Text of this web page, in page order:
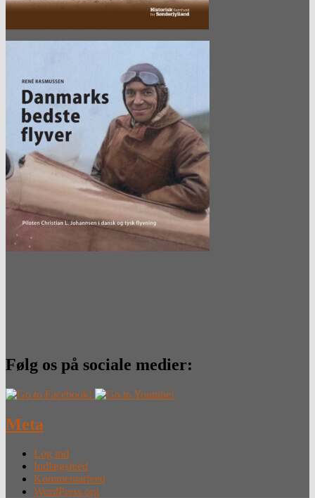
Følg os på sociale medier:
Meta
Log ind
Indlægsfeed
Kommentarfeed
WordPress.org